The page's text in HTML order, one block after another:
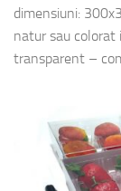
dimensiuni:
natur sau colorat
transparent –